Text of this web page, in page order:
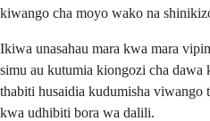
kiwango cha moyo wako na
Ikiwa unasahau mara kwa mara
simu au kutumia kiongozi cha
thabiti husaidia kudumisha
kwa udhibiti bora wa dalili.